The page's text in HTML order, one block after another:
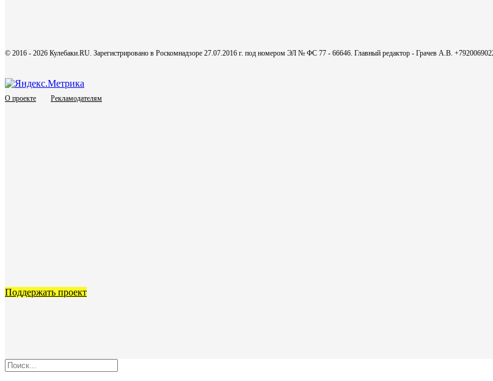
© 2016 - 2026 Кулебаки.RU. Зарегистрировано в Роскомнадзоре 27.07.2016 г. под номером ЭЛ № ФС 77 - 66646. Главный редактор - Грачев А.В.
О проекте Рекламодателям
Поддержать проект